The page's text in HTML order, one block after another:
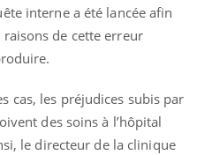
interne a été lancée afin
de cette erreur
cas, les préjudices subis par
des soins à l’hôpital
le directeur de la clinique